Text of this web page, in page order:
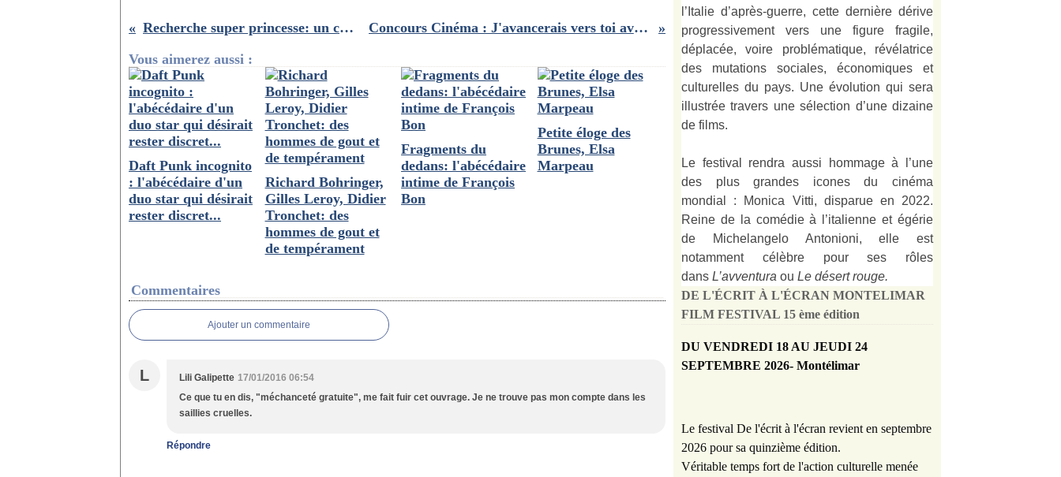
Recherche super princesse: un chouette album de tests interactif!!
Concours Cinéma : J'avancerais vers toi avec les yeux d'un sourd : 10 places à gagner!!
Vous aimerez aussi :
Daft Punk incognito
: l'abécédaire d'un
duo star qui désirait
rester discret...
Richard Bohringer,
Gilles Leroy, Didier
Tronchet: des
hommes de gout et
de tempérament
Fragments du
dedans: l'abécédaire
intime de François
Bon
Petite éloge des
Brunes, Elsa
Marpeau
Commentaires
Ajouter un commentaire
L Lili Galipette 17/01/2016 06:54
Ce que tu en dis, "méchanceté gratuite", me fait fuir cet ouvrage. Je ne trouve pas mon compte dans les
saillies cruelles.
Répondre
l’Italie d’après-guerre, cette dernière dérive
progressivement vers une figure fragile,
déplacée, voire problématique, révélatrice
des mutations sociales, économiques et
culturelles du pays. Une évolution qui sera
illustrée travers une sélection d’une dizaine
de films.
Le festival rendra aussi hommage à l’une
des plus grandes icones du cinéma
mondial : Monica Vitti, disparue en 2022.
Reine de la comédie à l’italienne et égérie
de Michelangelo Antonioni, elle est
notamment célèbre pour ses rôles
dans L’avventura ou Le désert rouge.
DE L'ÉCRIT À L'ÉCRAN MONTELIMAR
FILM FESTIVAL 15 ème édition
DU VENDREDI 18 AU JEUDI 24
SEPTEMBRE 2026- Montélimar
Le festival De l'écrit à l'écran revient en septembre
2026 pour sa quinzième édition.
Véritable temps fort de l'action culturelle menée